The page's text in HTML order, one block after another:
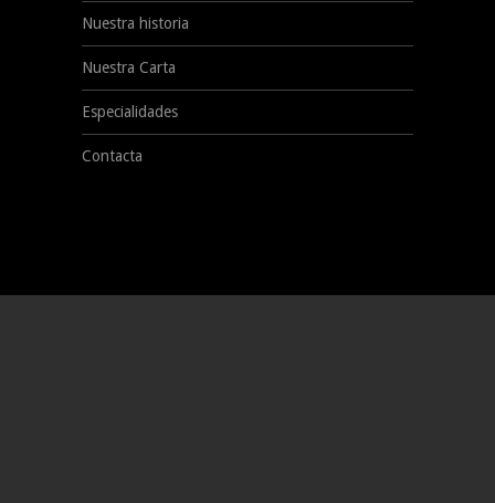
Nuestra historia
Nuestra Carta
Especialidades
Contacta